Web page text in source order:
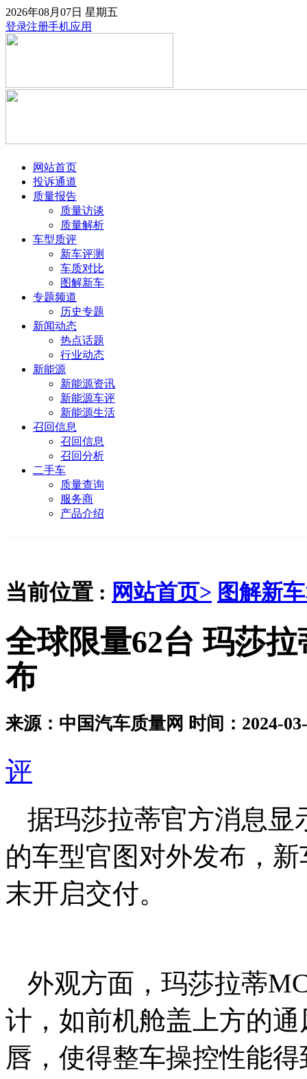
2026年08月07日 星期五
登录注册手机应用
网站首页
投诉通道
质量报告
质量访谈
质量解析
车型质评
新车评测
车质对比
图解新车
专题频道
历史专题
新闻动态
热点话题
行业动态
新能源
新能源资讯
新能源车评
新能源生活
召回信息
召回信息
召回分析
二手车
质量查询
服务商
产品介绍
当前位置 : 网站首页> 图解新
全球限量62台 玛莎
布
来源：中国汽车质量网 时间：2024-
评
据玛莎拉蒂官方消息显
的车型官图对外发布，
末开启交付。
外观方面，玛莎拉蒂
计，如前机舱盖上方的
唇，使得整车操控性能